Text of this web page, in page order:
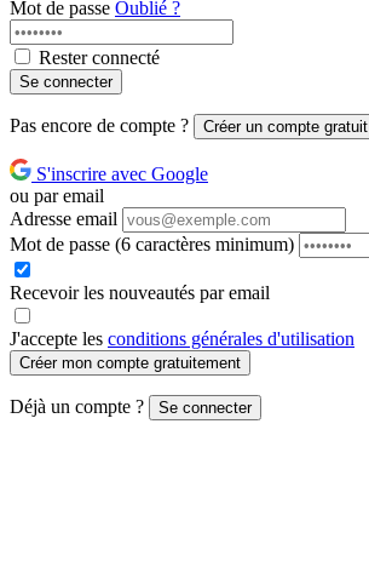
Mot de passe Oublié ?
Rester connecté
Se connecter
Pas encore de compte ? Créer un compte gratuit
S'inscrire avec Google
ou par email
Adresse email
Mot de passe (6 caractères minimum)
Recevoir les nouveautés par email
J'accepte les conditions générales d'utilisation
Créer mon compte gratuitement
Déjà un compte ? Se connecter